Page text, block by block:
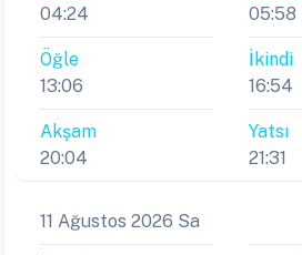
04:24
05:58
Öğle
13:06
İkindi
16:54
Akşam
20:04
Yatsı
21:31
11 Ağustos 2026 Sa